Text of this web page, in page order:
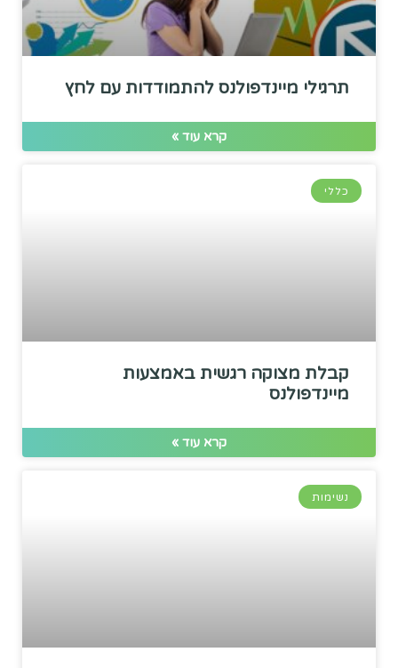
תרגילי מיינדפולנס להתמודדות עם לחץ
קרא עוד »
כללי
קבלת מצוקה רגשית באמצעות
מיינדפולנס
קרא עוד »
נשימות